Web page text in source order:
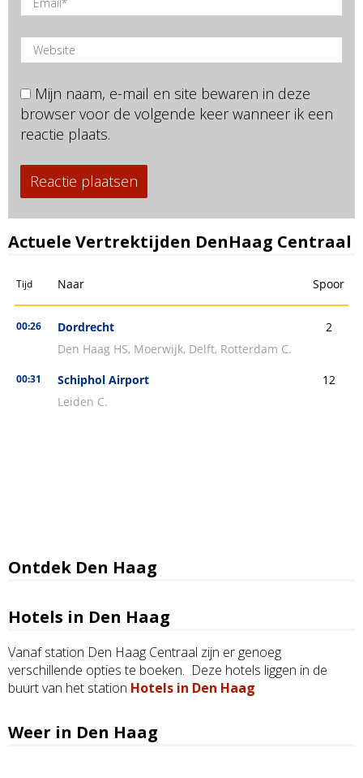
Mijn naam, e-mail en site bewaren in deze
browser voor de volgende keer wanneer ik een
reactie plaats.
Actuele Vertrektijden DenHaag Centraal
Ontdek Den Haag
Hotels in Den Haag
Vanaf station Den Haag Centraal zijn er genoeg
verschillende opties te boeken. Deze hotels liggen in de
buurt van het station Hotels in Den Haag
Weer in Den Haag